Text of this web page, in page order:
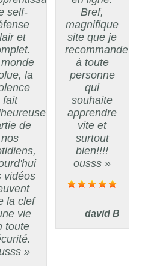
self-
et
la
fait
de
nos
vidéos
la clef
vie
toute
»
Bref,
magnifique
site que je
recommande
à toute
personne
qui
souhaite
apprendre
vite et
surtout
bien!!!!
ousss »
david B